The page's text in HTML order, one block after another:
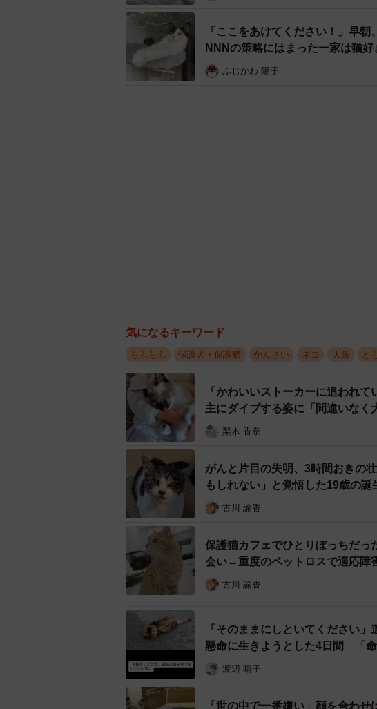
「仕事に出かけるとき、いつもマンションの下に
ごはんをあげていたみたいですね。どこか別の場
たです」
「ここをあけてください！」早
NNNの策略にはまった一家は猫好
ふじかわ 陽子
気になるキーワード
もふもふ 保護犬・保護猫 かんさい ネコ 大阪 と
「かわいいストーカーに追われ
主にダイブする姿に「間違いなく
梨木 香奈
がんと片目の失明、3時間おきの
もしれない」と覚悟した19歳の誕
古川 諭香
保護猫カフェでひとりぼっちだっ
会い→重度のペットロスで適応障
古川 諭香
「そのままにしといてください
懸命に生きようとした4日間 「
え
渡辺 晴子
「世の中で一番嫌い」顔を合わ